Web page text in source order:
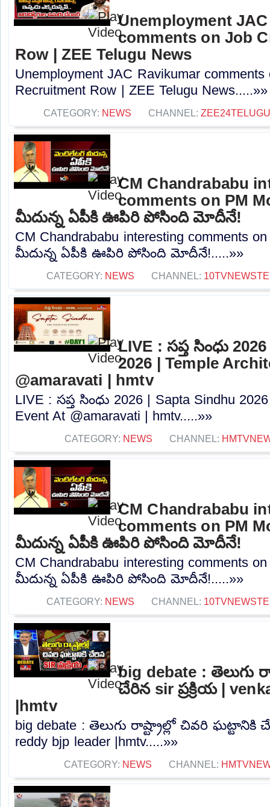
Unemployment
comments on Job
Row | ZEE Telugu News
Unemployment JAC Ravikumar
Recruitment Row | ZEE Telugu News.....»»
CATEGORY: NEWS CHANNEL:
CM Chandrababu
comments on PM
మీదున్న ఏపీకి ఊపిరి పోసింది మోదీనే!
CM Chandrababu interesting comments
మీదున్న ఏపీకి ఊపిరి పోసింది మోదీనే!.....»»
CATEGORY: NEWS CHANNEL:
LIVE : సప్త సింధు
2026 | Temple
@amaravati⁩ | hmtv
LIVE : సప్త సింధు 2026 | Sapta Sindhu
Event At @amaravati⁩ | hmtv.....»»
CATEGORY: NEWS CHANNEL:
CM Chandrababu
comments on PM
మీదున్న ఏపీకి ఊపిరి పోసింది మోదీనే!
CM Chandrababu interesting comments
మీదున్న ఏపీకి ఊపిరి పోసింది మోదీనే!.....»»
CATEGORY: NEWS CHANNEL:
big debate : తెలుగు
చేరిన sir ప్రక్రియ |
|hmtv
big debate : తెలుగు రాష్ట్రాల్లో చివరి ఘట్టానికి
reddy bjp leader |hmtv.....»»
CATEGORY: NEWS CHANNEL: